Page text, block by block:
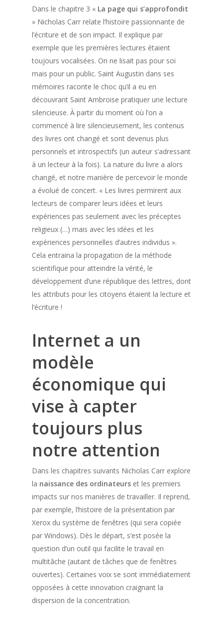
Dans le chapitre 3 « La page qui s’approfondit
» Nicholas Carr relate l’histoire passionnante de
l’écriture et de son impact. Il explique par
exemple que les premières lectures étaient
toujours vocalisées. On ne lisait pas pour soi
mais pour un public. Saint Augustin dans ses
mémoires raconte le choc qu’il a eu en
découvrant Saint Ambroise pratiquer une lecture
silencieuse. À partir du moment où l’on a
commencé à lire silencieusement, les contenus
des livres ont changé et sont devenus plus
personnels et introspectifs (un auteur s’adressant
à un lecteur à la fois). La nature du livre a alors
changé, et notre manière de percevoir le monde
a évolué de concert. « Les livres permirent aux
lecteurs de comparer leurs idées et leurs
expériences pas seulement avec les préceptes
religieux (…) mais avec les idées et les
expériences personnelles d’autres individus ».
Cela entraina la propagation de la méthode
scientifique pour atteindre la vérité, le
développement d’une république des lettres, dont
les attributs pour les citoyens étaient la lecture et
l’écriture !
Internet a un
modèle
économique qui
vise à capter
toujours plus
notre attention
Dans les chapitres suivants Nicholas Carr explore
la naissance des ordinateurs et les premiers
impacts sur nos manières de travailler. Il reprend,
par exemple, l’histoire de la présentation par
Xerox du système de fenêtres (qui sera copiée
par Windows). Dès le départ, s’est posée la
question d’un outil qui facilite le travail en
multitâche (autant de tâches que de fenêtres
ouvertes). Certaines voix se sont immédiatement
opposées à cette innovation craignant la
dispersion de la concentration.